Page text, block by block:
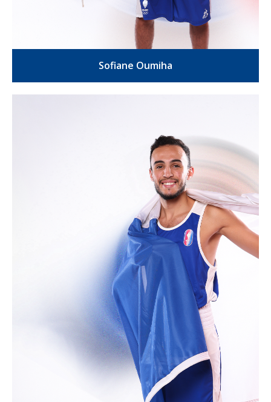
Sofiane Oumiha